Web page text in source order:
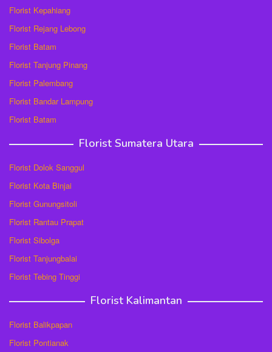
Florist Kepahiang
Florist Rejang Lebong
Florist Batam
Florist Tanjung Pinang
Florist Palembang
Florist Bandar Lampung
Florist Batam
Florist Sumatera Utara
Florist Dolok Sanggul
Florist Kota Binjai
Florist Gunungsitoli
Florist Rantau Prapat
Florist Sibolga
Florist Tanjungbalai
Florist Tebing Tinggi
Florist Kalimantan
Florist Balikpapan
Florist Pontianak